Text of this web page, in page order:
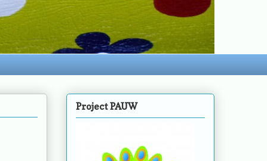
Project PAUW